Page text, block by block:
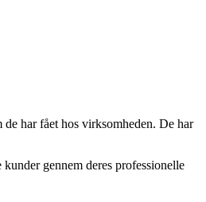
har fået hos virksomheden. De har
gennem deres professionelle